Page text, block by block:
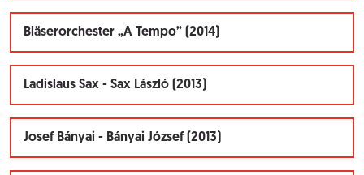
Bläserorchester „A Tempo” (2014)
Ladislaus Sax - Sax László (2013)
Josef Bányai - Bányai József (2013)